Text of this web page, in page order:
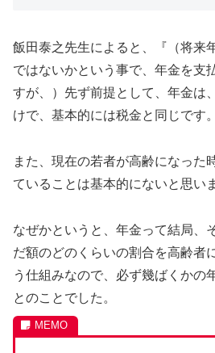
飯田泰之先生によると、『（将来
ではないかという事で、年金を支
すが、）先ず前提として、年金は
けで、基本的には税金と同じです。
また、現在の若者が高齢になった
ていることは基本的にないと思い
なぜかというと、年金って結局、
だ額のどのくらいの割合を高齢者
う仕組みなので、必ず幾ばくかの
とのことでした。